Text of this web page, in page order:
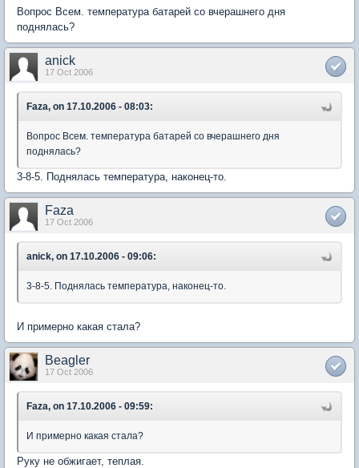
Вопрос Всем. температура батарей со вчерашнего дня
поднялась?
anick
17 Oct 2006
Faza, on 17.10.2006 - 08:03:
Вопрос Всем. температура батарей со вчерашнего дня
поднялась?
3-8-5. Поднялась температура, наконец-то.
Faza
17 Oct 2006
anick, on 17.10.2006 - 09:06:
3-8-5. Поднялась температура, наконец-то.
И примерно какая стала?
Beagler
17 Oct 2006
Faza, on 17.10.2006 - 09:59:
И примерно какая стала?
Руку не обжигает, теплая.